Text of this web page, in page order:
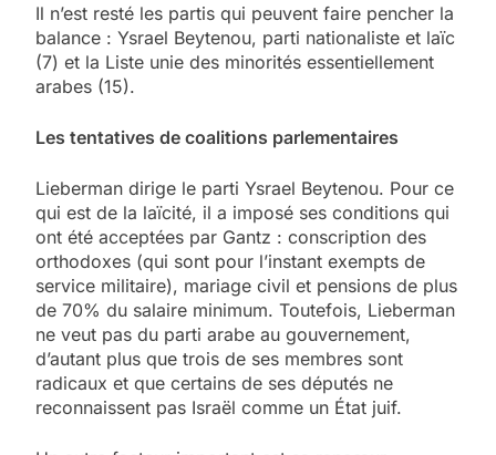
Il n’est resté les partis qui peuvent faire pencher la
balance : Ysrael Beytenou, parti nationaliste et laïc
(7) et la Liste unie des minorités essentiellement
arabes (15).
Les tentatives de coalitions parlementaires
Lieberman dirige le parti Ysrael Beytenou. Pour ce
qui est de la laïcité, il a imposé ses conditions qui
ont été acceptées par Gantz : conscription des
orthodoxes (qui sont pour l’instant exempts de
service militaire), mariage civil et pensions de plus
de 70% du salaire minimum. Toutefois, Lieberman
ne veut pas du parti arabe au gouvernement,
d’autant plus que trois de ses membres sont
radicaux et que certains de ses députés ne
reconnaissent pas Israël comme un État juif.